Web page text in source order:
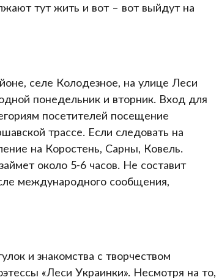
тут жить и вот – вот выйдут на
селе Колодезное, на улице Леси
понедельник и вторник. Вход для
посетителей посещение
трассе. Если следовать на
на Коростень, Сарны, Ковель.
около 5-6 часов. Не составит
международного сообщения,
и знакомства с творчеством
«Леси Украинки». Несмотря на то,